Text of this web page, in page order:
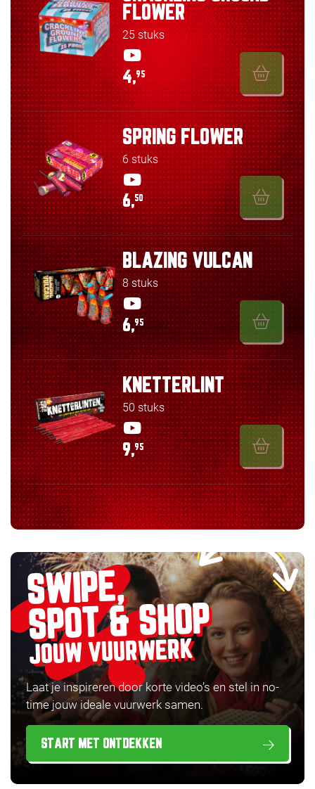
FLOWER
25 stuks
4,95
SPRING FLOWER
6 stuks
6,50
BLAZING VULCAN
8 stuks
6,95
KNETTERLINT
50 stuks
9,95
SWIPE,
SPOT & SHOP
JOUW VUURWERK
Laat je inspireren door korte video’s en stel in no-
time jouw ideale vuurwerk samen.
START MET ONTDEKKEN